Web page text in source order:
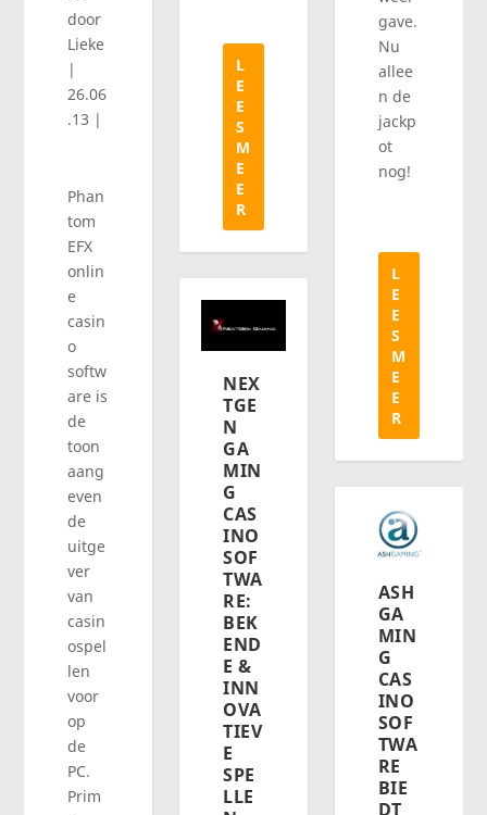
door
Lieke
|
26.06
.13 |
Phan
tom
EFX
onlin
e
casin
o
softw
are is
de
toon
aang
even
de
uitge
ver
van
casin
ospel
len
voor
op
de
PC.
Prim
L
E
E
S
M
E
E
R
NEX
TGE
N
GA
MIN
G
CAS
INO
SOF
TWA
RE:
BEK
END
E &
INN
OVA
TIEV
E
SPE
LLE
gave.
Nu
allee
n de
jackp
ot
nog!
L
E
E
S
M
E
E
R
ASH
GA
MIN
G
CAS
INO
SOF
TWA
RE
BIE
DT